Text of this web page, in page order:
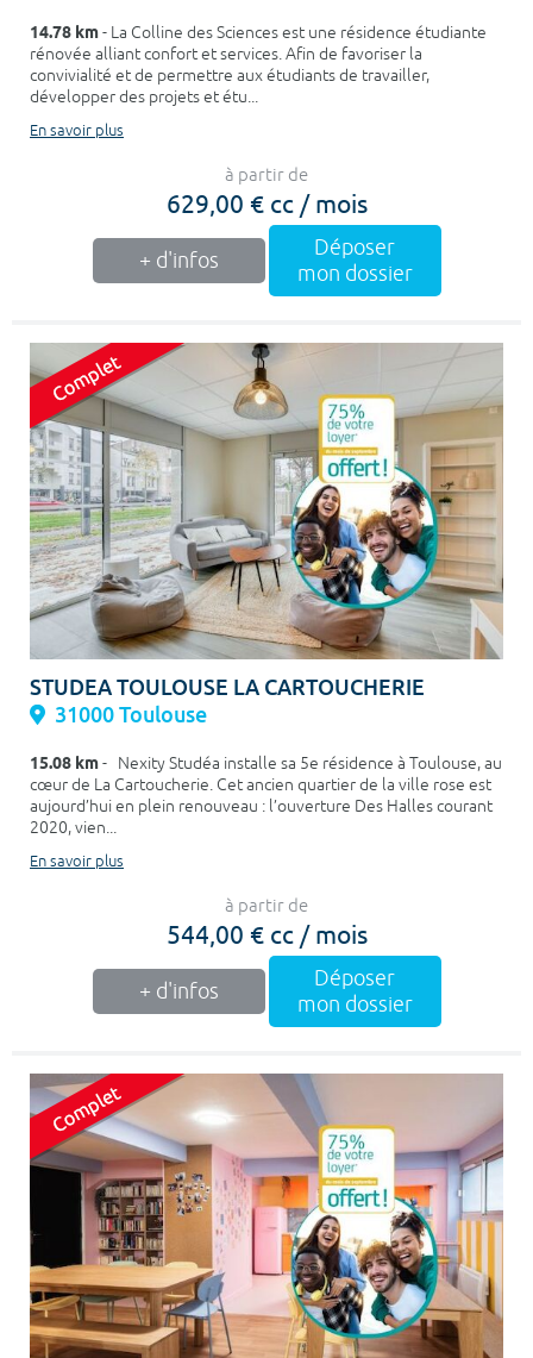
14.78 km- La Colline des Sciences est une résidence étudiante
rénovée alliant confort et services. Afin de favoriser la
convivialité et de permettre aux étudiants de travailler,
développer des projets et étu...
En savoir plus
à partir de
629,00 € cc / mois
+ d'infos
Déposer
mon dossier
STUDEA TOULOUSE LA CARTOUCHERIE
31000 Toulouse
15.08 km- Nexity Studéa installe sa 5e résidence à Toulouse, au
cœur de La Cartoucherie. Cet ancien quartier de la ville rose est
aujourd’hui en plein renouveau : l’ouverture Des Halles courant
2020, vien...
En savoir plus
à partir de
544,00 € cc / mois
+ d'infos
Déposer
mon dossier